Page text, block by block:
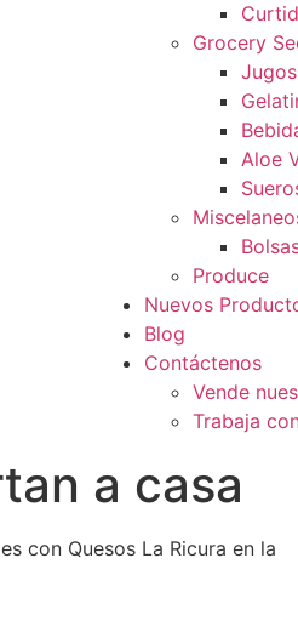
Grocery
Aloe
Produce
Nuevos
Blog
Contáctenos
Vende
Trabaja
a casa